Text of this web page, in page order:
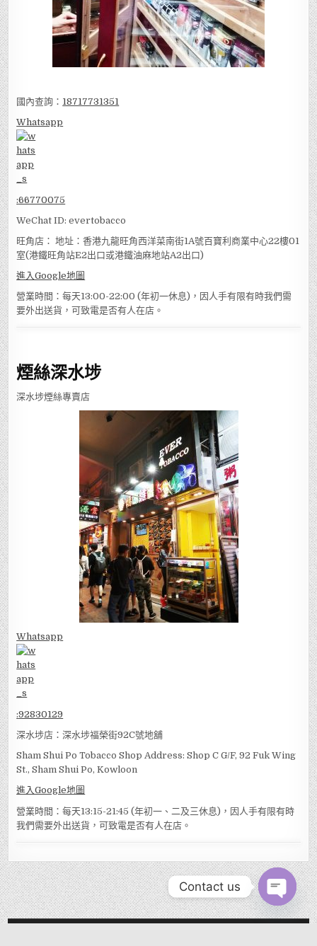
國內查詢： 18717731351
Whatsapp
:66770075
WeChat ID: evertobacco
旺角店： 地址：香港九龍旺角西洋菜南街1A號百寶利商業中心22樓01
室(港鐵旺角站E2出口或港鐵油麻地站A2出口)
進入Google地圖
營業時間：每天13:00-22:00 (年初一休息)，因人手有限有時我們需
要外出送貨，可致電是否有人在店。
煙絲深水埗
深水埗煙絲專賣店
Whatsapp
:92830129
深水埗店：深水埗福榮街92C號地舖
Sham Shui Po Tobacco Shop Address: Shop C G/F, 92 Fuk Wing
St., Sham Shui Po, Kowloon
進入Google地圖
營業時間：每天13:15-21:45 (年初一、二及三休息)，因人手有限有時
我們需要外出送貨，可致電是否有人在店。
Contact us
OPEN
CHATY